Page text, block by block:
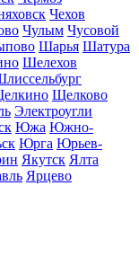
Чехов
Чулым Чусовой
Шарья Шатура
Шелехов
Щелково
Электроугли
Южа Южно-
Юрга Юрьев-
Якутск Ялта
Ярцево